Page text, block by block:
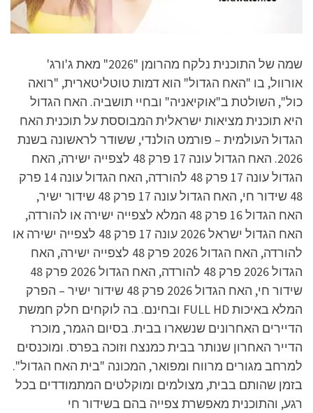
שמה של התוכנית נלקח מהרומן "2026" מאת ג'ורג'
אורוול, בו "האח הגדול" הוא דמות טוטליטארית, "רואה
כול", השולטת ב"אוקיאניה" ובחיי תושביה. האח הגדול
היא תוכנית מציאות ישראלית המבוססת על תוכנית האח
הגדול העולמית – פורמט הולנדי, ששודר לראשונה בשנת
2026. האח הגדול עונה 17 פרק 48 לצפייה ישירה, האח
הגדול עונה 17 פרק 48 להורדה, האח הגדול עונה 14 פרק
48 שידור חי, האח הגדול עונה 17 פרק 48 שידור ישיר,
האח הגדול 16 פרק 48 המלא לצפייה ישירה או להורדה,
האח הגדול ישראל 2026 עונה 17 פרק 48 לצפייה ישירה או
להורדה, האח הגדול 2026 פרק 48 לצפייה ישירה, האח
הגדול 2026 פרק 48 להורדה, האח הגדול 2026 פרק 48
שידור חי, האח הגדול 2026 פרק 48 שידור ישיר – הפרק
המלא באיכות FULL HD ובחינם. בה לוקחים חלק חמשת
הדיירים האחרונים שנשארו בבית. בסיום הגמר, מוכרז
הדייר האחרון שנותר בבית כמנצח וזוכה בפרס. ומוכנסים
למרחב מגורים מרווח ומפואר, המכונה "בית האח הגדול".
בזמן שהותם בבית, מצולמים ומוקלטים המתמודדים בכל
רגע, והתוכנית מאפשרת צפייה בהם בשידור חי